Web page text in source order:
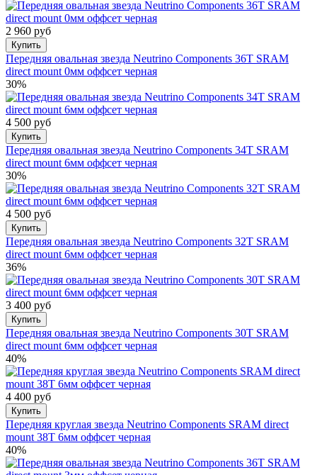
2 960 руб
Купить
Передняя овальная звезда Neutrino Components 36T SRAM
direct mount 0мм оффсет черная
30%
4 500 руб
Купить
Передняя овальная звезда Neutrino Components 34T SRAM
direct mount 6мм оффсет черная
30%
4 500 руб
Купить
Передняя овальная звезда Neutrino Components 32T SRAM
direct mount 6мм оффсет черная
36%
3 400 руб
Купить
Передняя овальная звезда Neutrino Components 30T SRAM
direct mount 6мм оффсет черная
40%
4 400 руб
Купить
Передняя круглая звезда Neutrino Components SRAM direct
mount 38T 6мм оффсет черная
40%